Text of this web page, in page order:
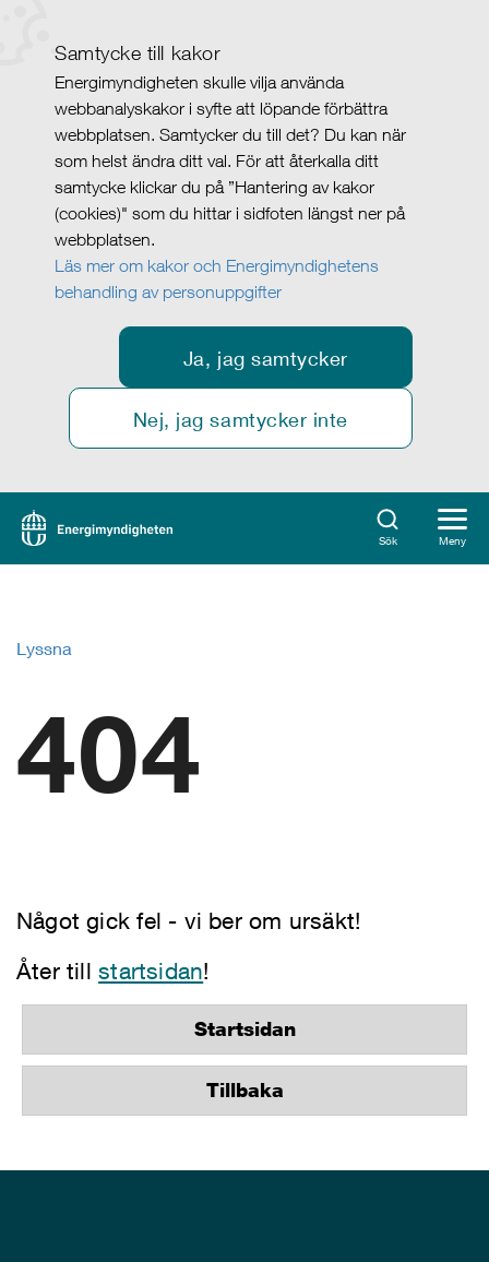
Samtycke till kakor
Energimyndigheten skulle vilja använda
webbanalyskakor i syfte att löpande förbättra
webbplatsen. Samtycker du till det? Du kan när
som helst ändra ditt val. För att återkalla ditt
samtycke klickar du på ”Hantering av kakor
(cookies)" som du hittar i sidfoten längst ner på
webbplatsen.
Läs mer om kakor och Energimyndighetens
behandling av personuppgifter
Ja, jag samtycker
Nej, jag samtycker inte
Sök Meny
Lyssna
404
Något gick fel - vi ber om ursäkt!
Åter tillstartsidan!
Startsidan
Tillbaka